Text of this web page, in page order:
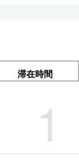
滞在時間
1